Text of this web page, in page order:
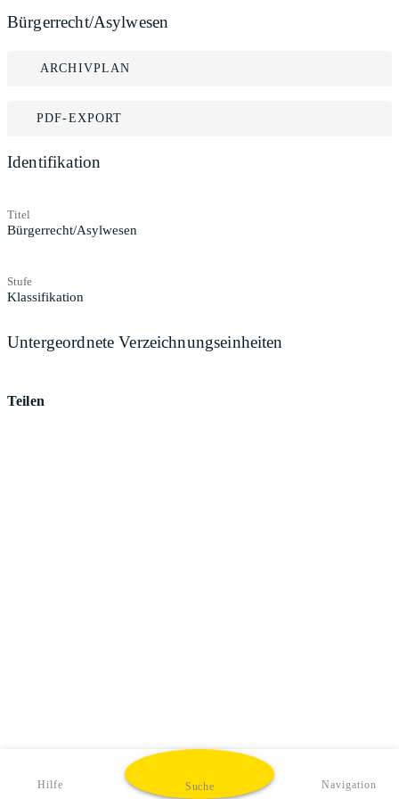
Bürgerrecht/Asylwesen
ARCHIVPLAN
PDF-EXPORT
Identifikation
Titel
Bürgerrecht/Asylwesen
Stufe
Klassifikation
Untergeordnete Verzeichnungseinheiten
Teilen
Hilfe Suche Navigation